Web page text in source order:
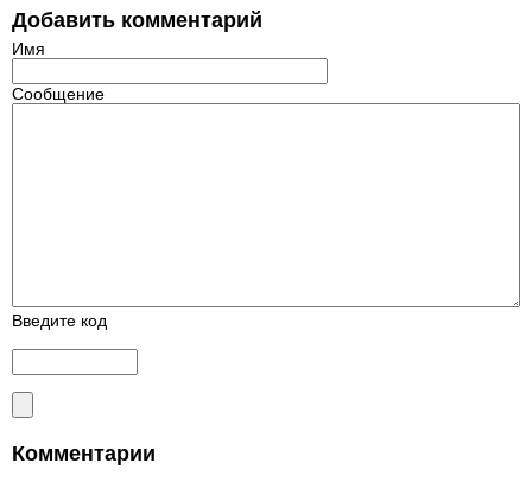
Добавить комментарий
Имя
Сообщение
Введите код
Комментарии